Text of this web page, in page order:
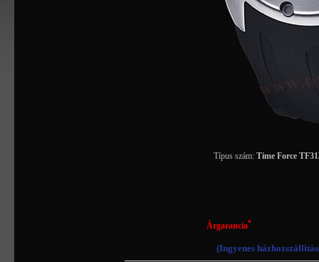
Típus szám: Time Force
Árgarancia*
(Ingyenes